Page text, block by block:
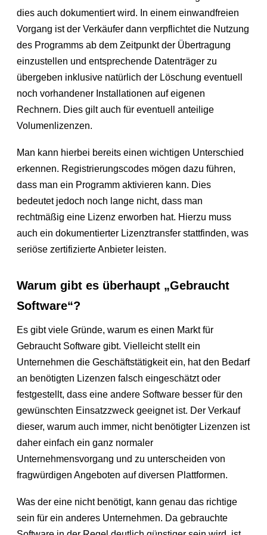
dies auch dokumentiert wird. In einem einwandfreien
Vorgang ist der Verkäufer dann verpflichtet die Nutzung
des Programms ab dem Zeitpunkt der Übertragung
einzustellen und entsprechende Datenträger zu
übergeben inklusive natürlich der Löschung eventuell
noch vorhandener Installationen auf eigenen
Rechnern. Dies gilt auch für eventuell anteilige
Volumenlizenzen.
Man kann hierbei bereits einen wichtigen Unterschied
erkennen. Registrierungscodes mögen dazu führen,
dass man ein Programm aktivieren kann. Dies
bedeutet jedoch noch lange nicht, dass man
rechtmäßig eine Lizenz erworben hat. Hierzu muss
auch ein dokumentierter Lizenztransfer stattfinden, was
seriöse zertifizierte Anbieter leisten.
Warum gibt es überhaupt „Gebraucht
Software“?
Es gibt viele Gründe, warum es einen Markt für
Gebraucht Software gibt. Vielleicht stellt ein
Unternehmen die Geschäftstätigkeit ein, hat den Bedarf
an benötigten Lizenzen falsch eingeschätzt oder
festgestellt, dass eine andere Software besser für den
gewünschten Einsatzzweck geeignet ist. Der Verkauf
dieser, warum auch immer, nicht benötigter Lizenzen ist
daher einfach ein ganz normaler
Unternehmensvorgang und zu unterscheiden von
fragwürdigen Angeboten auf diversen Plattformen.
Was der eine nicht benötigt, kann genau das richtige
sein für ein anderes Unternehmen. Da gebrauchte